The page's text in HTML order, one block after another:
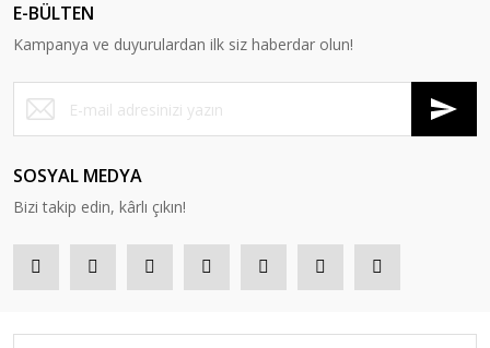
E-BÜLTEN
Kampanya ve duyurulardan ilk siz haberdar olun!
SOSYAL MEDYA
Bizi takip edin, kârlı çıkın!